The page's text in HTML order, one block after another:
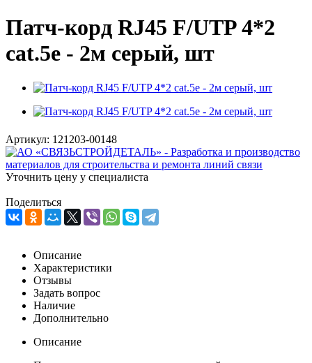
Патч-корд RJ45 F/UTP 4*2
cat.5е - 2м серый, шт
Артикул: 121203-00148
Уточнить цену у специалиста
Поделиться
Описание
Характеристики
Отзывы
Задать вопрос
Наличие
Дополнительно
Описание